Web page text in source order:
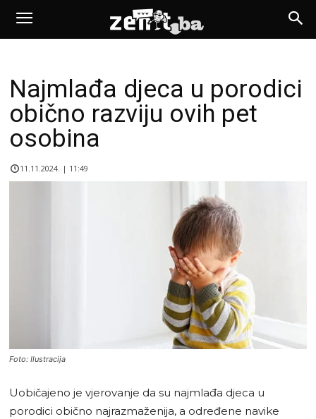
Najmlađa djeca u porodici
obično razviju ovih pet
osobina
11.11.2024. | 11:49
Foto: Ilustracija
Uobičajeno je vjerovanje da su najmlađa djeca u
porodici obično najrazmaženija, a određene navike